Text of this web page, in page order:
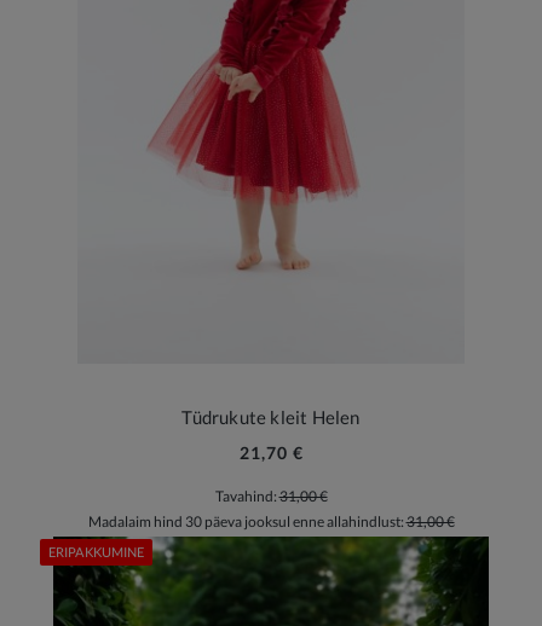
Tüdrukute kleit Helen
21,70 €
Tavahind:31,00 €
Madalaim hind 30 päeva jooksul enne allahindlust:31,00 €
ERIPAKKUMINE